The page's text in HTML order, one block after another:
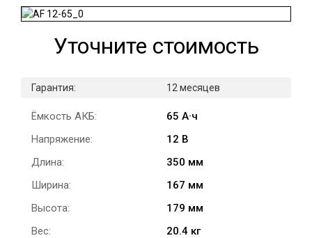
Уточните стоимость
Гарантия: 12 месяцев
Ёмкость АКБ:
65 А·ч
Напряжение:
12 В
Длина:
350 мм
Ширина:
167 мм
Высота:
179 мм
Вес:
20.4 кг